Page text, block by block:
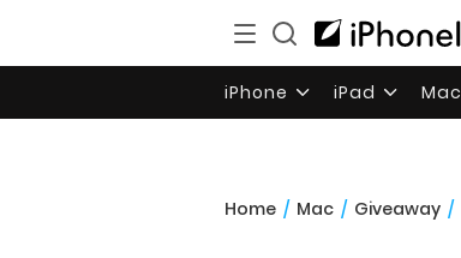
iPhone iPad Mac
Home / Mac / Giveaway /